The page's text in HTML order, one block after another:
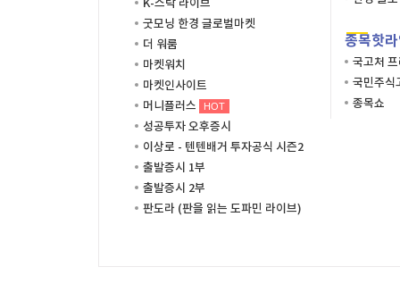
K-스탁 라이브
굿모닝 한경 글로벌마켓
더 워룸
마켓워치
마켓인사이트
머니플러스
HOT
성공투자 오후증시
이상로 - 텐텐배거 투자공식 시즌2
출발증시 1부
출발증시 2부
판도라 (판을 읽는 도파민 라이브)
종목핫
국고처
국민주식
종목쇼